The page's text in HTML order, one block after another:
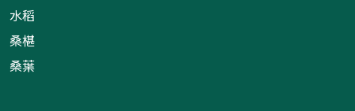
水稻
桑椹
桑葉